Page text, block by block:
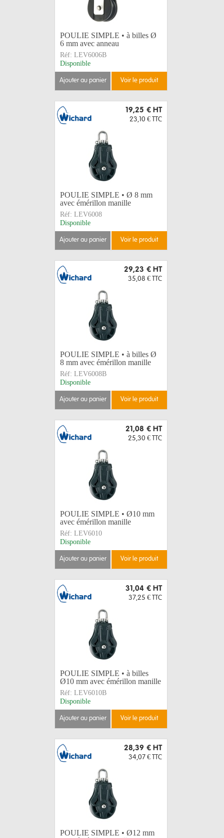
POULIE SIMPLE • à billes Ø
6 mm avec anneau
Réf: LEV6006B
Disponible
ajouter au panier voir le produit
19,25 € HT
23,10 € TTC
POULIE SIMPLE • Ø 8 mm
avec émérillon manille
Réf: LEV6008
Disponible
ajouter au panier voir le produit
29,23 € HT
35,08 € TTC
POULIE SIMPLE • à billes Ø
8 mm avec émérillon manille
Réf: LEV6008B
Disponible
ajouter au panier voir le produit
21,08 € HT
25,30 € TTC
POULIE SIMPLE • Ø10 mm
avec émérillon manille
Réf: LEV6010
Disponible
ajouter au panier voir le produit
31,04 € HT
37,25 € TTC
POULIE SIMPLE • à billes
Ø10 mm avec émérillon manille
Réf: LEV6010B
Disponible
ajouter au panier voir le produit
28,39 € HT
34,07 € TTC
POULIE SIMPLE • Ø12 mm